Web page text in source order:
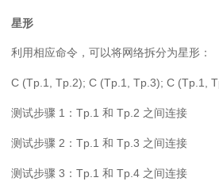
星形
利用相应命令，可以将网络拆分为星形：
C (Tp.1, Tp.2); C (Tp.1, Tp.3); C (Tp.1,
测试步骤 1 ： Tp.1 和 Tp.2 之间连接
测试步骤 2 ： Tp.1 和 Tp.3 之间连接
测试步骤 3 ： Tp.1 和 Tp.4 之间连接